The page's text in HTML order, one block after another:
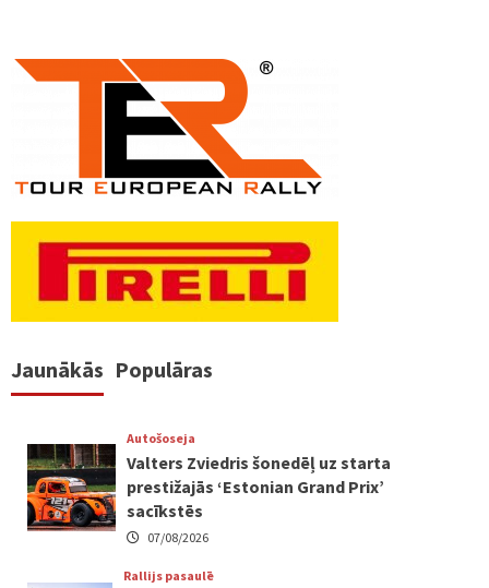
Jaunākās Populāras
Autošoseja
Valters Zviedris šonedēļ uz starta
prestižajās ‘Estonian Grand Prix’
sacīkstēs
07/08/2026
Rallijs pasaulē